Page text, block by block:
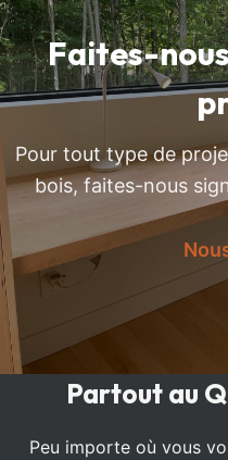
Faites-
Pour tout type de
bois, faites-nous
Partout au
Peu importe où vous